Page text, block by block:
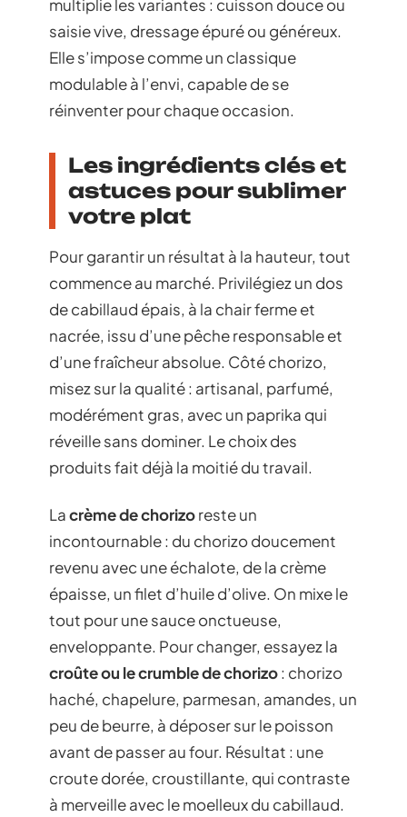
multiplie les variantes : cuisson douce ou
saisie vive, dressage épuré ou généreux.
Elle s’impose comme un classique
modulable à l’envi, capable de se
réinventer pour chaque occasion.
Les ingrédients clés et
astuces pour sublimer
votre plat
Pour garantir un résultat à la hauteur, tout
commence au marché. Privilégiez un dos
de cabillaud épais, à la chair ferme et
nacrée, issu d’une pêche responsable et
d’une fraîcheur absolue. Côté chorizo,
misez sur la qualité : artisanal, parfumé,
modérément gras, avec un paprika qui
réveille sans dominer. Le choix des
produits fait déjà la moitié du travail.
Lacrème de chorizoreste un
incontournable : du chorizo doucement
revenu avec une échalote, de la crème
épaisse, un filet d’huile d’olive. On mixe le
tout pour une sauce onctueuse,
enveloppante. Pour changer, essayez la
croûte ou le crumble de chorizo: chorizo
haché, chapelure, parmesan, amandes, un
peu de beurre, à déposer sur le poisson
avant de passer au four. Résultat : une
croute dorée, croustillante, qui contraste
à merveille avec le moelleux du cabillaud.